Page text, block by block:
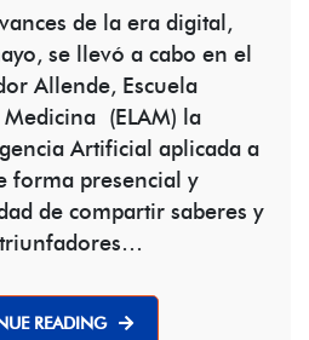
de la era digital,
se llevó a cabo en el
Allende, Escuela
(ELAM) la
Artificial aplicada a
forma presencial y
de compartir saberes y
READING